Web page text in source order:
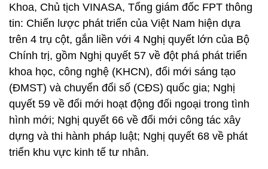
Khoa, Chủ tịch VINASA, Tổng giám đốc FPT thông
tin: Chiến lược phát triển của Việt Nam hiện dựa
trên 4 trụ cột, gắn liền với 4 Nghị quyết lớn của Bộ
Chính trị, gồm Nghị quyết 57 về đột phá phát triển
khoa học, công nghệ (KHCN), đổi mới sáng tạo
(ĐMST) và chuyển đổi số (CĐS) quốc gia; Nghị
quyết 59 về đổi mới hoạt động đối ngoại trong tình
hình mới; Nghị quyết 66 về đổi mới công tác xây
dựng và thi hành pháp luật; Nghị quyết 68 về phát
triển khu vực kinh tế tư nhân.